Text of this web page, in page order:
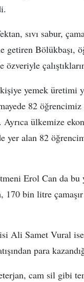
sıvı sabur,
getiren
özveriyle
yemek üretimi
82
Ayrıca ülkemize
yer alan 82
Erol Can da bu
170 bin litre
Ali Samet Vural
para
cam sil gibi